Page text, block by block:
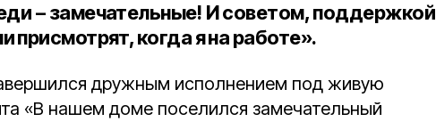
– замечательные! И советом, поддержкой
присмотрят, когда я на работе».
дружным исполнением под живую
«В нашем доме поселился замечательный